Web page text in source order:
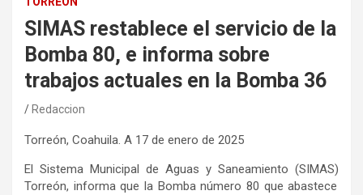
SIMAS restablece el servicio de la
Bomba 80, e informa sobre
trabajos actuales en la Bomba 36
Redaccion
Torreón, Coahuila. A 17 de enero de 2025
El Sistema Municipal de Aguas y Saneamiento (SIMAS)
Torreón, informa que la Bomba número 80 que abastece